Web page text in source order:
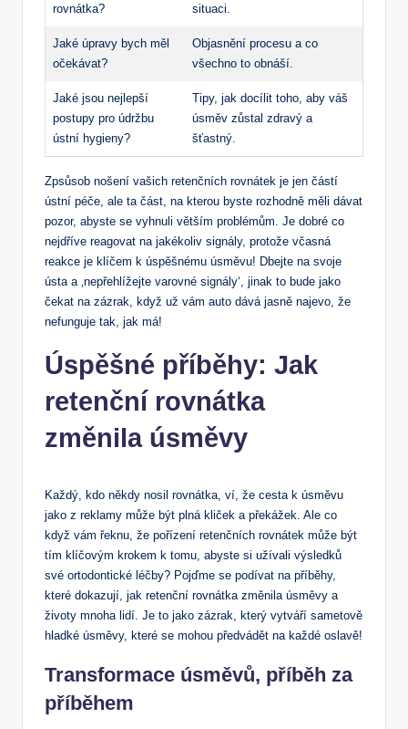
rovnátka?
situaci.
Jaké úpravy bych měl
očekávat?
Objasnění procesu a co
všechno to obnáší.
Jaké jsou nejlepší
postupy pro údržbu
ústní hygieny?
Tipy, jak docílit toho, aby váš
úsměv zůstal zdravý a
šťastný.
Zpsůsob nošení vašich retenčních rovnátek je jen částí
ústní péče, ale ta část, na kterou byste rozhodně měli dávat
pozor, abyste se vyhnuli větším problémům. Je dobré co
nejdříve reagovat na jakékoliv signály, protože včasná
reakce je klíčem k úspěšnému úsměvu! Dbejte na svoje
ústa a ‚nepřehlížejte varovné signály‘, jinak to bude jako
čekat na zázrak, když už vám auto dává jasně najevo, že
nefunguje tak, jak má!
Úspěšné příběhy: Jak
retenční rovnátka
změnila úsměvy
Každý, kdo někdy nosil rovnátka, ví, že cesta k úsměvu
jako z reklamy může být plná kliček a překážek. Ale co
když vám řeknu, že pořízení retenčních rovnátek může být
tím klíčovým krokem k tomu, abyste si užívali výsledků
své ortodontické léčby? Pojďme se podívat na příběhy,
které dokazují, jak retenční rovnátka změnila úsměvy a
životy mnoha lidí. Je to jako zázrak, který vytváří sametově
hladké úsměvy, které se mohou předvádět na každé oslavě!
Transformace úsměvů, příběh za
příběhem